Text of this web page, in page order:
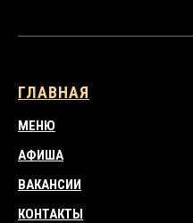
ГЛАВНАЯ
МЕНЮ
АФИША
ВАКАНСИИ
КОНТАКТЫ